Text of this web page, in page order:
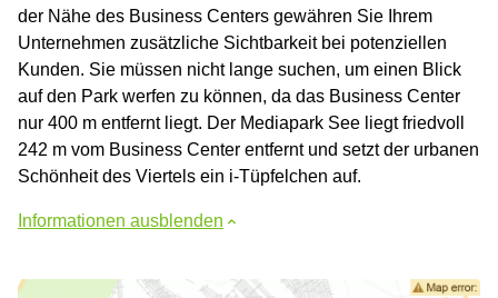
der Nähe des Business Centers gewähren Sie Ihrem
Unternehmen zusätzliche Sichtbarkeit bei potenziellen
Kunden. Sie müssen nicht lange suchen, um einen Blick
auf den Park werfen zu können, da das Business Center
nur 400 m entfernt liegt. Der Mediapark See liegt friedvoll
242 m vom Business Center entfernt und setzt der urbanen
Schönheit des Viertels ein i-Tüpfelchen auf.
Informationen ausblenden